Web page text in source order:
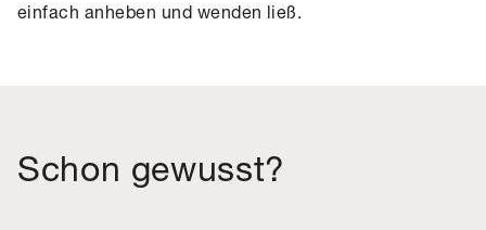
einfach anheben und wenden ließ.
Schon gewusst?